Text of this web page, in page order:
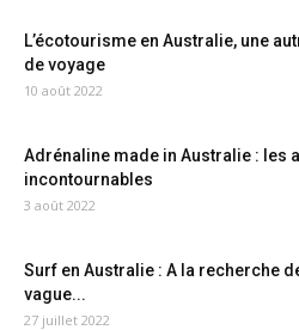
L’écotourisme en Australie, une
de voyage
10 août 2022
Adrénaline made in Australie : les
incontournables
3 août 2022
Surf en Australie : A la recherche
vague...
27 juillet 2022